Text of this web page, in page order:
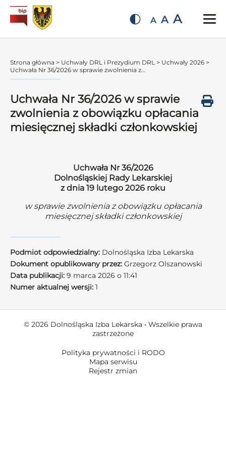
A A A
Strona główna > Uchwały DRL i Prezydium DRL > Uchwały 2026 >
Uchwała Nr 36/2026 w sprawie zwolnienia z...
Uchwała Nr 36/2026 w sprawie
zwolnienia z obowiązku opłacania
miesięcznej składki członkowskiej
Uchwała Nr 36/2026
Dolnośląskiej Rady Lekarskiej
z dnia 19 lutego 2026 roku
w sprawie zwolnienia z obowiązku opłacania
miesięcznej składki członkowskiej
Podmiot odpowiedzialny: Dolnośląska Izba Lekarska
Dokument opublikowany przez: Grzegorz Olszanowski
Data publikacji: 9 marca 2026 o 11:41
Numer aktualnej wersji: 1
© 2026 Dolnośląska Izba Lekarska • Wszelkie prawa
zastrzeżone
Polityka prywatności i RODO
Mapa serwisu
Rejestr zmian